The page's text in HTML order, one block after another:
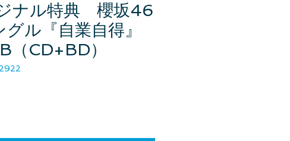
ナル特典 櫻坂46
ル『自業自得』
（CD+BD）